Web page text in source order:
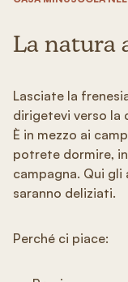
La natura
Lasciate la
dirigetevi verso la
È in mezzo ai
potrete dormire,
campagna. Qui
saranno deliziati.
Perché ci piace: